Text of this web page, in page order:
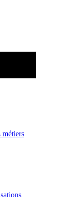
métiers